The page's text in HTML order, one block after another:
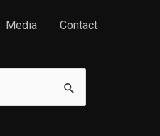
Media Contact